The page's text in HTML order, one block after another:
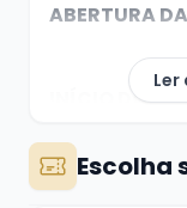
ABERTURA
INÍCIO DO
Escolha